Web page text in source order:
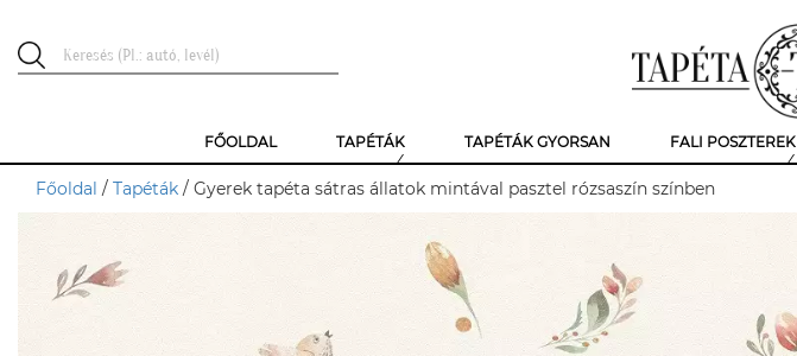
FŐOLDAL TAPÉTÁK TAPÉTÁK GYORSAN FALI POSZTEREK
Főoldal / Tapéták / Gyerek tapéta sátras állatok mintával pasztel rózsaszín színben